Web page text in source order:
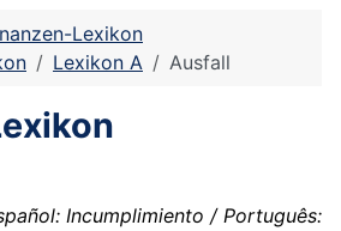
Lexikon
Lexikon A Ausfall
Incumplimiento / Português: